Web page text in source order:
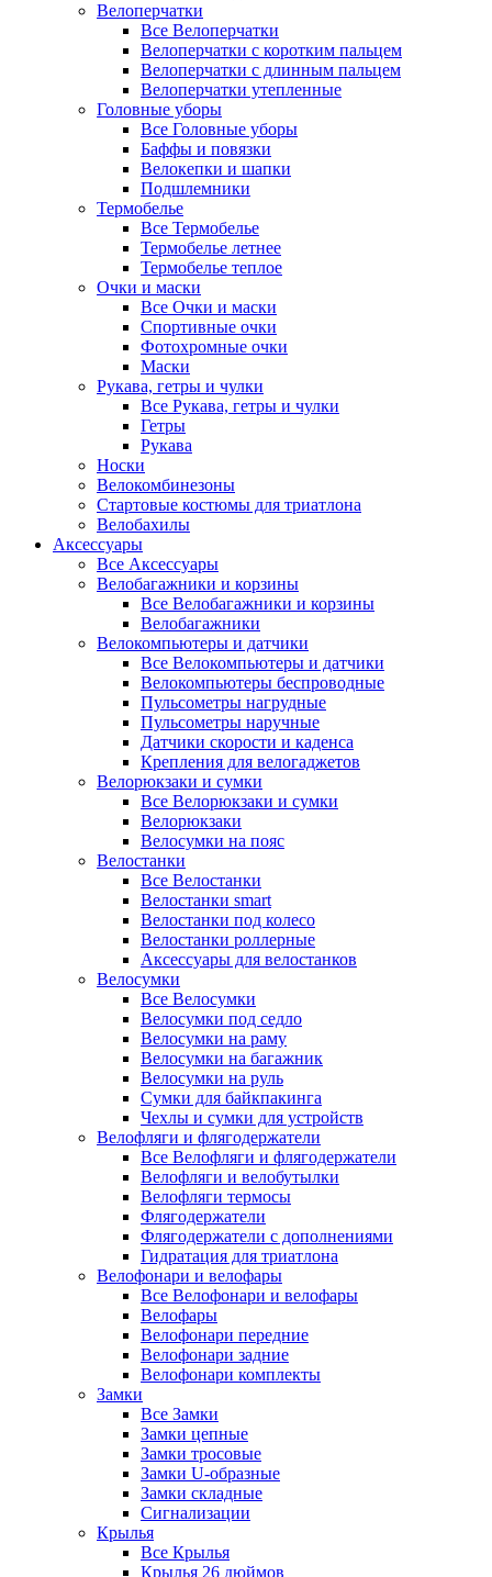
Велоперчатки
Все Велоперчатки
Велоперчатки с коротким пальцем
Велоперчатки с длинным пальцем
Велоперчатки утепленные
Головные уборы
Все Головные уборы
Баффы и повязки
Велокепки и шапки
Подшлемники
Термобелье
Все Термобелье
Термобелье летнее
Термобелье теплое
Очки и маски
Все Очки и маски
Спортивные очки
Фотохромные очки
Маски
Рукава, гетры и чулки
Все Рукава, гетры и чулки
Гетры
Рукава
Носки
Велокомбинезоны
Стартовые костюмы для триатлона
Велобахилы
Аксессуары
Все Аксессуары
Велобагажники и корзины
Все Велобагажники и корзины
Велобагажники
Велокомпьютеры и датчики
Все Велокомпьютеры и датчики
Велокомпьютеры беспроводные
Пульсометры нагрудные
Пульсометры наручные
Датчики скорости и каденса
Крепления для велогаджетов
Велорюкзаки и сумки
Все Велорюкзаки и сумки
Велорюкзаки
Велосумки на пояс
Велостанки
Все Велостанки
Велостанки smart
Велостанки под колесо
Велостанки роллерные
Аксессуары для велостанков
Велосумки
Все Велосумки
Велосумки под седло
Велосумки на раму
Велосумки на багажник
Велосумки на руль
Сумки для байкпакинга
Чехлы и сумки для устройств
Велофляги и флягодержатели
Все Велофляги и флягодержатели
Велофляги и велобутылки
Велофляги термосы
Флягодержатели
Флягодержатели с дополнениями
Гидратация для триатлона
Велофонари и велофары
Все Велофонари и велофары
Велофары
Велофонари передние
Велофонари задние
Велофонари комплекты
Замки
Все Замки
Замки цепные
Замки тросовые
Замки U-образные
Замки складные
Сигнализации
Крылья
Все Крылья
Крылья 26 дюймов